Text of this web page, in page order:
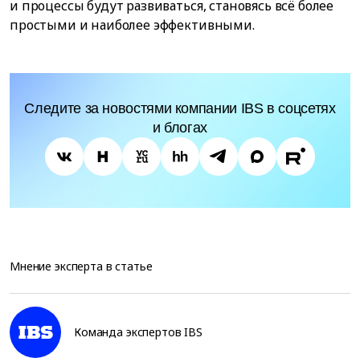
и процессы будут развиваться, становясь всё более
простыми и наиболее эффективными.
Следите за новостями компании IBS в соцсетях
и блогах
Мнение эксперта в статье
Команда экспертов IBS